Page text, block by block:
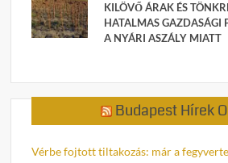
KILÖVŐ ÁRAK ÉS
HATALMAS GAZDASÁGI
A NYÁRI ASZÁLY MIATT
Budapest Hírek
Vérbe fojtott tiltakozás: már a